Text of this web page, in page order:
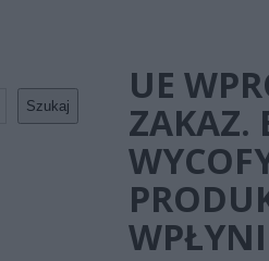
Szukaj
UE
ZAKAZ.